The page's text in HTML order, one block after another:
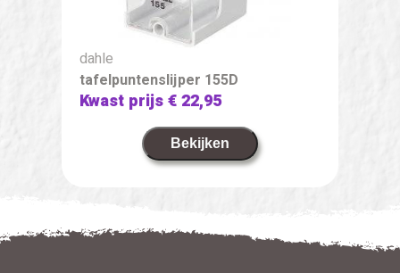
dahle
tafelpuntenslijper 155D
Kwast prijs€ 22,95
Bekijken